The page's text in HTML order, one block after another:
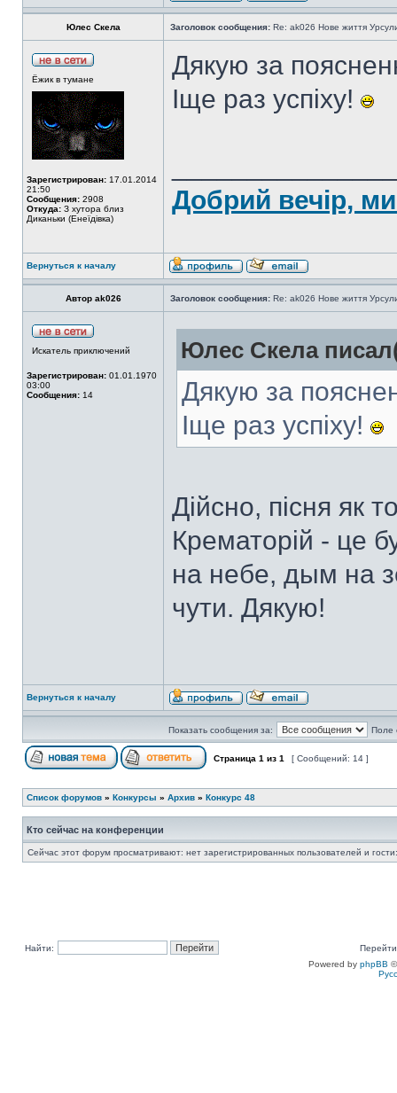
Юлес Скела Заголовок сообщения: Re: ak026 Нове життя
Ёжик в тумане
Зарегистрирован: 17.01.2014
21:50
Сообщения: 2908
Откуда: З хутора близ
Диканьки (Енеїдівка)
Дякую за
Іще раз успіху!
Добрий вечір,
Вернуться к началу
Автор ak026 Заголовок сообщения: Re: ak026 Нове життя
Искатель приключений
Зарегистрирован: 01.01.1970
03:00
Сообщения: 14
Юлес Скела
Дякую за
Іще раз успіху!
Дійсно, пісня як
Крематорій - це
на небе, дым на
чути. Дякую!
Вернуться к началу
Показать сообщения за: Поле
Страница 1 из 1 [ Сообщений: 14 ]
Список форумов » Конкурсы » Архив » Конкурс 48
Кто сейчас на конференции
Сейчас этот форум просматривают: нет зарегистрированных пользователей и
Найти:
Powered by phpBB